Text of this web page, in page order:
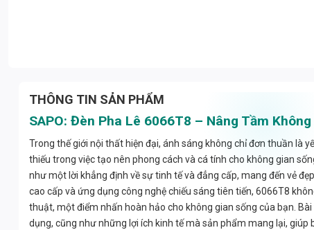
THÔNG TIN SẢN PHẨM
SAPO: Đèn Pha Lê 6066T8 – Nâng Tầm
Trong thế giới nội thất hiện đại, ánh sáng không chỉ đơn thuần là
thiếu trong việc tạo nên phong cách và cá tính cho không gian
như một lời khẳng định về sự tinh tế và đẳng cấp, mang đến vẻ
cao cấp và ứng dụng công nghệ chiếu sáng tiên tiến, 6066T8
thuật, một điểm nhấn hoàn hảo cho không gian sống của bạn.
dụng, cũng như những lợi ích kinh tế mà sản phẩm mang lại,